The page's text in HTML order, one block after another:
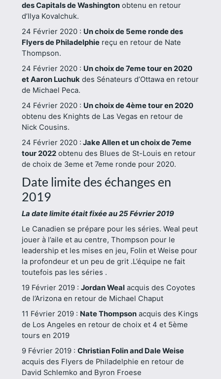
des Capitals de Washingtonobtenu en retour
d’Ilya Kovalchuk.
24 Février 2020 : Un choix de 5eme ronde des
Flyers de Philadelphiereçu en retour de Nate
Thompson.
24 Février 2020 : Un choix de 7eme tour en 2020
et Aaron Luchukdes Sénateurs d’Ottawa en retour
de Michael Peca.
24 Février 2020 : Un choix de 4ème tour en 2020
obtenu des Knights de Las Vegas en retour de
Nick Cousins.
24 Février 2020 : Jake Allen et un choix de 7eme
tour 2022obtenu des Blues de St-Louis en retour
de choix de 3eme et 7eme ronde pour 2020.
Date limite des échanges en
2019
La date limite était fixée au 25 Février 2019
Le Canadien se prépare pour les séries. Weal peut
jouer à l’aile et au centre, Thompson pour le
leadership et les mises en jeu, Folin et Weise pour
la profondeur et un peu de grit .L’équipe ne fait
toutefois pas les séries .
19 Février 2019 : Jordan Wealacquis des Coyotes
de l’Arizona en retour de Michael Chaput
11 Février 2019 : Nate Thompsonacquis des Kings
de Los Angeles en retour de choix et 4 et 5ème
tours en 2019
9 Février 2019 : Christian Folin and Dale Weise
acquis des Flyers de Philadelphie en retour de
David Schlemko and Byron Froese